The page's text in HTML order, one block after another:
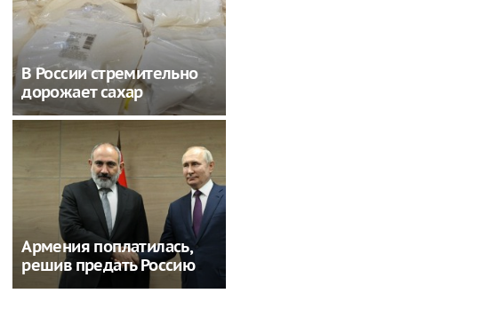
В России стремительно
дорожает сахар
Армения поплатилась,
решив предать Россию